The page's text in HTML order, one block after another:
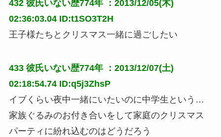
432 彼氏いない歴774年
：2013/12/05(木)
02:36:03.04 ID:t1SO3T2H
王子様たちとクリスマス一緒に過ごしたい
433 彼氏いない歴774年
：2013/12/07(土)
02:18:54.74 ID:q5j3ZhsP
イブくらい夜中一緒にいたいのに中学生という…
家族ぐるみのお付き合いをして家庭のクリスマス
パーティに紛れ込むのはどうだろう